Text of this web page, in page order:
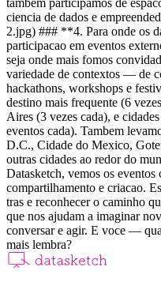
ciencia de dados e
2.jpg) ### **4. Para onde os
participacao em eventos
seja onde mais fomos
variedade de contextos — de
hackathons, workshops e
destino mais frequente (6
Aires (3 vezes cada), e
eventos cada). Tambem
D.C., Cidade do Mexico,
outras cidades ao redor do
Datasketch, vemos os eventos
compartilhamento e criacao.
tras e reconhecer o caminho
que nos ajudam a imaginar
conversar e agir. E voce —
mais lembra?